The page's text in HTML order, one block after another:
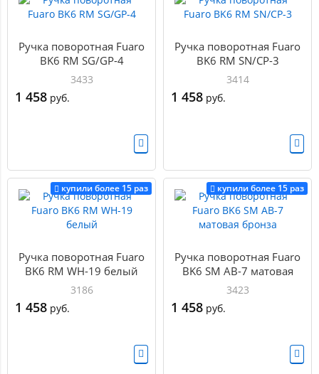
Ручка поворотная Fuaro
BK6 RM SG/GP-4
3433
1 458 руб.
Ручка поворотная Fuaro
BK6 RM SN/CP-3
3414
1 458 руб.
купили более 15 раз
Ручка поворотная Fuaro
BK6 RM WH-19 белый
3186
1 458 руб.
купили более 15 раз
Ручка поворотная Fuaro
BK6 SM AB-7 матовая
бронза
3423
1 458 руб.